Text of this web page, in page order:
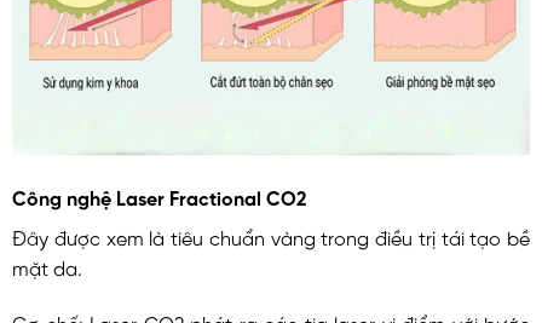
Công nghệ Laser Fractional CO2
Đây được xem là tiêu chuẩn vàng trong điều trị tái tạo bề
mặt da.